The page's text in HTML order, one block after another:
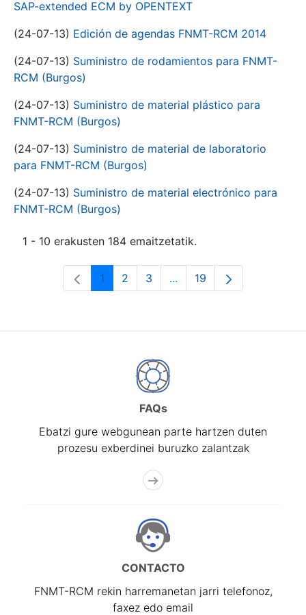
SAP-extended ECM by OPENTEXT
(24-07-13) Edición de agendas FNMT-RCM 2014
(24-07-13) Suministro de rodamientos para FNMT-
RCM (Burgos)
(24-07-13) Suministro de material plástico para
FNMT-RCM (Burgos)
(24-07-13) Suministro de material de laboratorio
para FNMT-RCM (Burgos)
(24-07-13) Suministro de material electrónico para
FNMT-RCM (Burgos)
1 - 10 erakusten 184 emaitzetatik.
Orrialdea
1 Orrialdea
2 Orrialdea
3 ...Intermediate Pages Use
Orrialdea
19
FAQs
Ebatzi gure webgunean parte hartzen duten
prozesu exberdinei buruzko zalantzak
CONTACTO
FNMT-RCM rekin harremanetan jarri telefonoz,
faxez edo email